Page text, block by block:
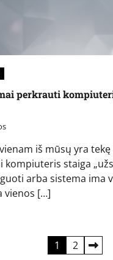
perkrauti
iš mūsų yra
kompiuteris staiga
arba sistema ima
vienos […]
1 2